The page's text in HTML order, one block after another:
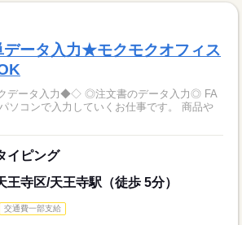
ータ入力★モクモクオフィス
注文書のデータ入力◎ FA
コンで入力していくお仕事です。 商品や
イピング
王寺区/天王寺駅（徒歩 5分）
交通費一部支給